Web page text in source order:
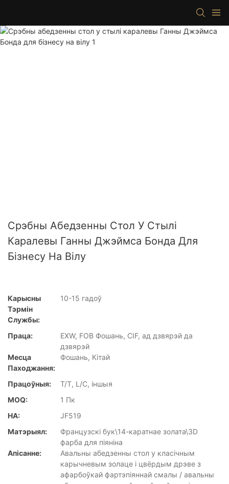
Срэбны Абедзенны Стол У Стылі
Каралевы Ганны Джэймса Бонда Для
Бізнесу На Вілу
Карысны
Тэрмін
Службы:
10-15 гадоў
Праца:
EXW, FOB Фошань, CIF, ад дзвярэй да
дзвярэй
Месца
Паходжання:
Фошань, Кітай
Працоўныя:
T/T, L/C, іншыя
MOQ:
1 Пк
НА:
JF519
Матэрыял:
Французскі бук\14-каратнае золата\3D
фарба для піяніна
Апісанне:
Авальны абедзенны стол у класічным
карычневым золаце і цвёрдым дрэве з
афарбоўкай фартэпіяннай смалы / авальны